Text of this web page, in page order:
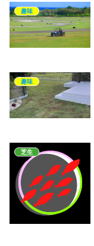
趣味
趣味
芝生